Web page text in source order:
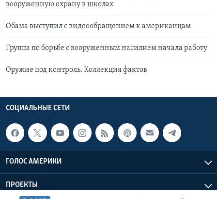
вооруженную охрану в школах
Обама выступил с видеообращением к американцам
Группа по борьбе с вооруженным насилием начала работу
Оружие под контроль. Коллекция фактов
СОЦИАЛЬНЫЕ СЕТИ
ГОЛОС АМЕРИКИ
ПРОЕКТЫ